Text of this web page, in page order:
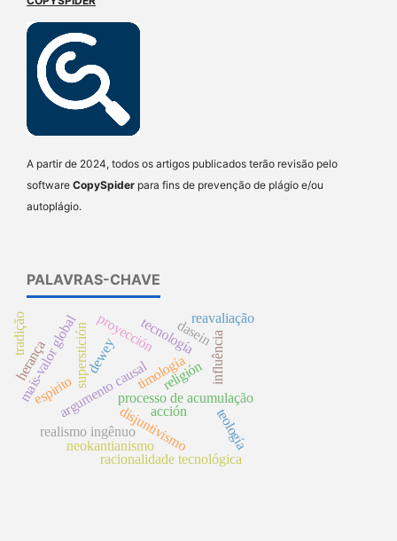
A partir de 2024, todos os artigos publicados terão revisão pelo
software CopySpider para fins de prevenção de plágio e/ou
autoplágio.
PALAVRAS-CHAVE
argumento causal
supersticiónproyección
processo de acumulação
mais-valor global
disjuntivismo
religión
realismo ingênuo
racionalidade tecnológica
tecnología
dewey
teología
espirito
influência
neokantianismo
dasein
herança
reavaliação
tradição
timología
acción